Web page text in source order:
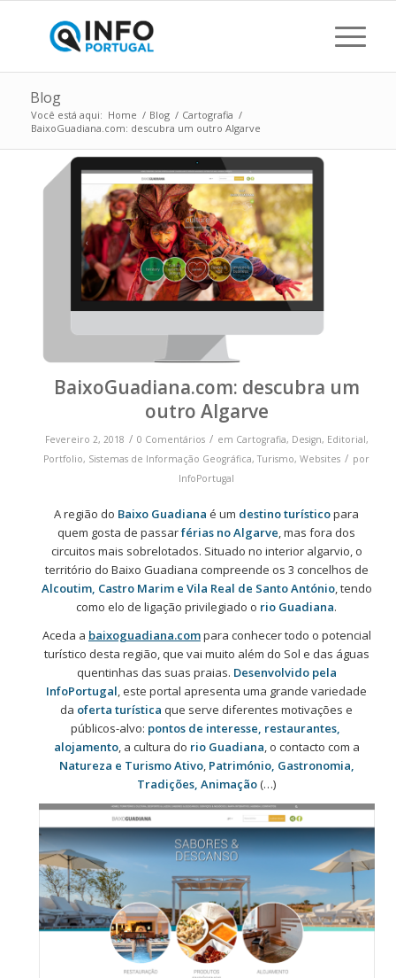
Blog
Você está aqui: Home / Blog / Cartografia /
BaixoGuadiana.com: descubra um outro Algarve
BaixoGuadiana.com: descubra um
outro Algarve
Fevereiro 2, 2018 / 0 Comentários / em Cartografia, Design, Editorial,
Portfolio, Sistemas de Informação Geográfica,Turismo,Websites / por
InfoPortugal
A região do Baixo Guadiana é um destino turísticopara
quem gosta de passarférias no Algarve, mas fora dos
circuitos mais sobrelotados. Situado no interior algarvio, o
território do Baixo Guadiana compreende os 3 concelhos de
Alcoutim, Castro Marim e Vila Real de Santo António, tendo
como elo de ligação privilegiado o rio Guadiana.
Aceda a baixoguadiana.compara conhecer todo o potencial
turístico desta região, que vai muito além do Sol e das águas
quentinhas das suas praias. Desenvolvido pela
InfoPortugal, este portal apresenta uma grande variedade
da oferta turística que serve diferentes motivações e
públicos-alvo: pontos de interesse, restaurantes,
alojamento, a cultura do rio Guadiana, o contacto com a
Natureza e Turismo Ativo, Património, Gastronomia,
Tradições, Animação(…)